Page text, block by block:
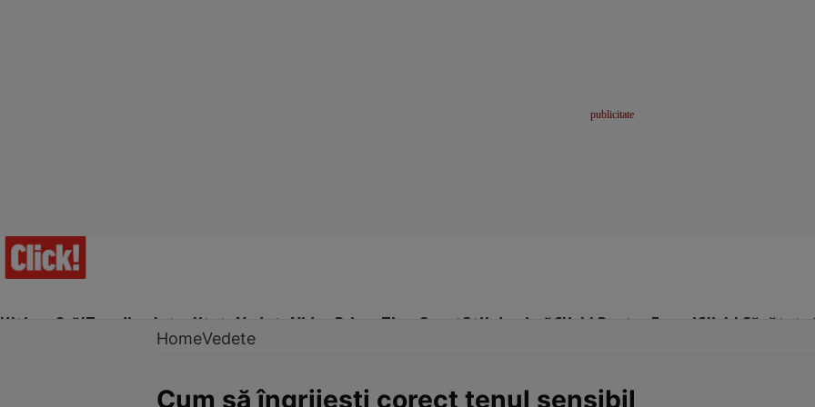
Ultima Oră!Trending Actualitate Vedete Video Prime Time SportStil de viațăClick! Pentru FemeiClick! Sănătate
HomeVedete
Cum să îngrijeşti corect tenul sensibil